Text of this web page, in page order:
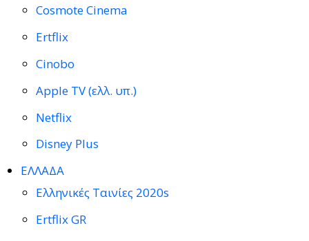
Cosmote Cinema
Ertflix
Cinobo
Apple TV (ελλ. υπ.)
Netflix
Disney Plus
ΕΛΛΑΔΑ
Ελληνικές Ταινίες 2020s
Ertflix GR